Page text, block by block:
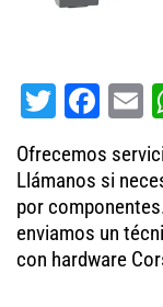
T
tt
er
Fa
bo
ok
E
m
Ofrecemos
Llámanos si
por
enviamos un
con hardware